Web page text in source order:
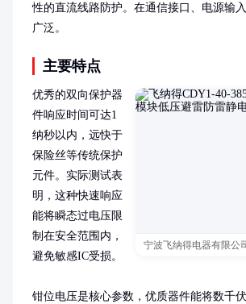
性的直流线路防护。在通信接口、电源输
广泛。
主要特点
宁波飞纳得电器有限公
优秀的双向保护器
件响应时间可达1
纳秒以内，远快于
保险丝等传统保护
元件。实际测试表
明，这种快速响应
能将瞬态过电压限
制在安全范围内，
避免敏感IC受损。
钳位电压是核心参数，优质器件能将数千